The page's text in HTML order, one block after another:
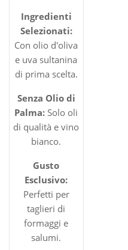
Ingredienti
Selezionati:
Con olio d'oliva
e uva sultanina
di prima scelta.
Senza Olio di
Palma: Solo oli
di qualità e vino
bianco.
Gusto
Esclusivo:
Perfetti per
taglieri di
formaggi e
salumi.